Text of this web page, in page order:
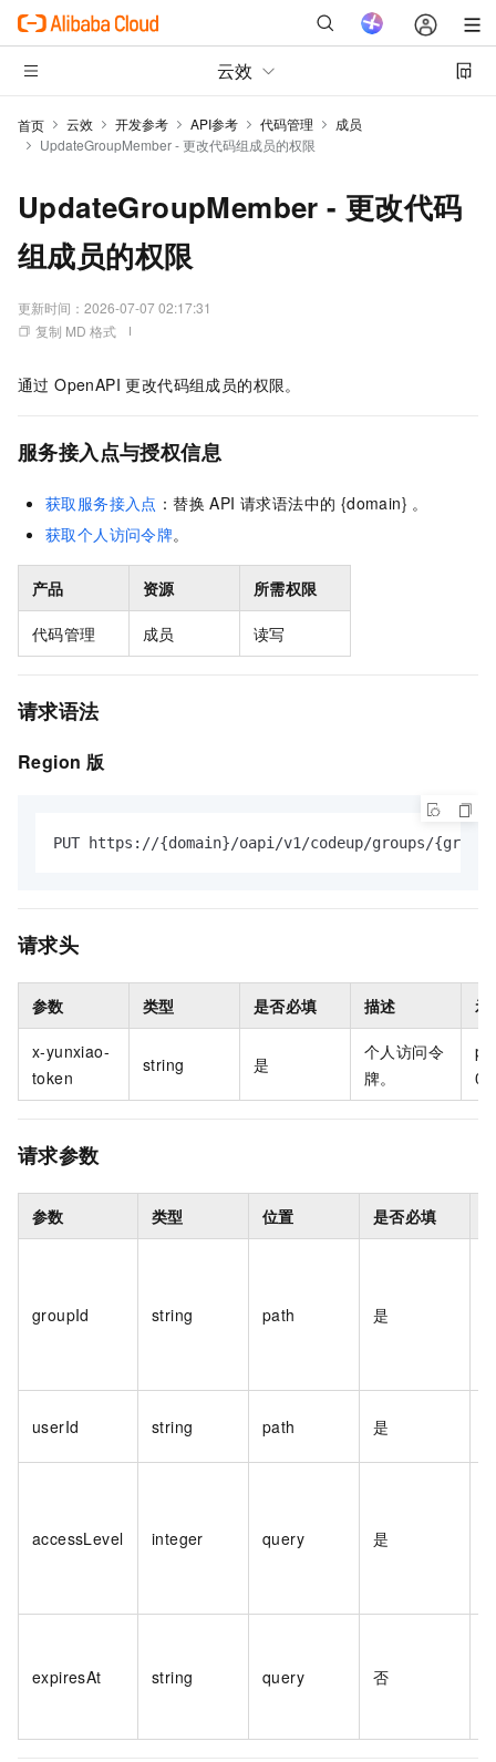
云效
首页 云效 开发参考 API参考 代码管理
成员
UpdateGroupMember - 更改代码组成员的权限
UpdateGroupMember - 更改代码
组成员的权限
更新时间： 2026-07-07 02:17:31
复制 MD 格式
通过 OpenAPI 更改代码组成员的权限。
服务接入点与授权信息
获取服务接入点 ：替换 API 请求语法中的 {domain} 。
获取个人访问令牌。
产品 资源 所需权限
代码管理 成员 读写
请求语法
Region 版
PUT https://{domain}/oapi/v1/codeup/groups/
请求头
参数 类型 是否必填 描述 示
x-yunxiao-
token
string 是
个人访问令
牌。
pt-
请求参数
参数 类型 位置 是否必填
groupId string path 是
userId string path 是
accessLevel integer query 是
expiresAt string query 否